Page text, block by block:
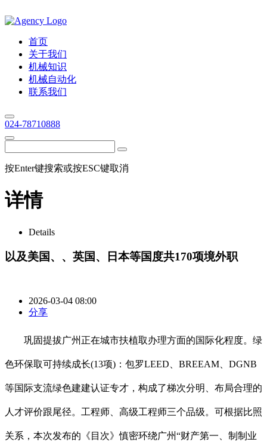
首页
关于我们
机械知识
机械自动化
联系我们
024-78710888
按Enter键搜索或按ESC键取消
详情
Details
以及美国、、英国、日本等国度共170项境外职
2026-03-04 08:00
分享
巩固提拔广州正在城市扶植取办理方面的国际化程度。绿
色环保取可持续成长(13项)：包罗LEED、BREEAM、DGNB
等国际支流绿色建建认证专才，构成了梯次分明、布局合理的
人才评价跟尾径。工程师、高级工程师三个品级。可根据比照
关系，本次发布的《目次》慎密环绕广州“财产第一、制制业